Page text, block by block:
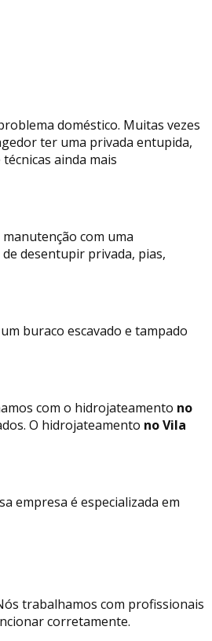
doméstico. Muitas vezes
ter uma privada entupida,
ainda mais
com uma
de desentupir privada, pias,
buraco escavado e tampado
com o hidrojateamento no
O hidrojateamento no Vila
empresa é especializada em
trabalhamos com profissionais
corretamente.